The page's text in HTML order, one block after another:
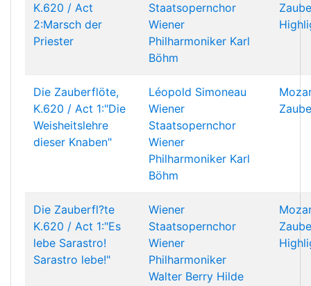
K.620 / Act
2:Marsch der
Priester
Staatsopernchor
Wiener
Philharmoniker Karl
Böhm
Die Zauberflöte,
K.620 / Act 1:"Die
Weisheitslehre
dieser Knaben"
Léopold Simoneau
Wiener
Staatsopernchor
Wiener
Philharmoniker Karl
Böhm
Die Zauberfl?te
K.620 / Act 1:"Es
lebe Sarastro!
Sarastro lebe!"
Wiener
Staatsopernchor
Wiener
Philharmoniker
Walter Berry Hilde